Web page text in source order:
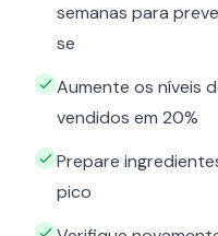
semanas para
se
Aumente os níveis
vendidos em 20%
Prepare
pico